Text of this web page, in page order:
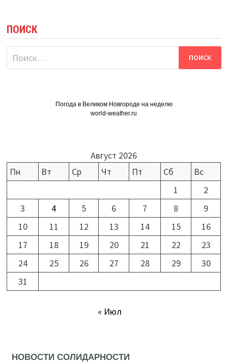
ПОИСК
Найти:
Погода в Великом Новгороде на неделю
world-weather.ru
Август 2026
Пн
Вт Ср Чт Пт Сб
Вс
1
2
3
4 5 6 7 8
9
10
11 12 13 14 15
16
17
18 19 20 21 22
23
24
25 26 27 28 29
30
31
« Июл
НОВОСТИ СОЛИДАРНОСТИ